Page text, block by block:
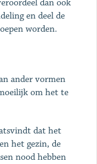
dan ook
en deel de
worden.
ander vormen
om het te
dat het
het gezin, de
nood hebben